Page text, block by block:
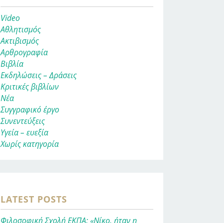
Video
Αθλητισμός
Ακτιβισμός
Αρθρογραφία
Βιβλία
Εκδηλώσεις – Δράσεις
Κριτικές βιβλίων
Νέα
Συγγραφικό έργο
Συνεντεύξεις
Υγεία – ευεξία
Χωρίς κατηγορία
LATEST POSTS
Φιλοσοφική Σχολή ΕΚΠΑ: «Νίκο, ήταν η